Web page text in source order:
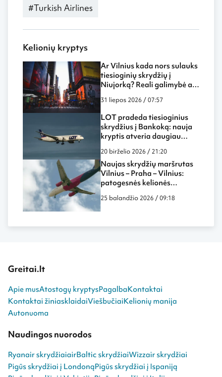
#Turkish Airlines
Kelionių kryptys
Ar Vilnius kada nors sulauks
tiesioginių skrydžių į
Niujorką? Reali galimybė ar
tik svajonė?
31 liepos 2026 / 07:57
LOT pradeda tiesioginius
skrydžius į Bankoką: nauja
kryptis atveria daugiau
Lietuvos
20 birželio 2026 / 21:20
Naujas skrydžių maršrutas
Vilnius – Praha – Vilnius:
patogesnės kelionės
galimybės ir ką verta žinoti
25 balandžio 2026 / 09:18
Greitai.lt
Apie musAtostogų kryptysPagalbaKontaktai
Kontaktai žiniasklaidaiViešbučiaiKelionių manija
Autonuoma
Naudingos nuorodos
Ryanair skrydžiaiairBaltic skrydžiaiWizzair skrydžiai
Pigūs skrydžiai į LondonąPigūs skrydžiai į Ispaniją